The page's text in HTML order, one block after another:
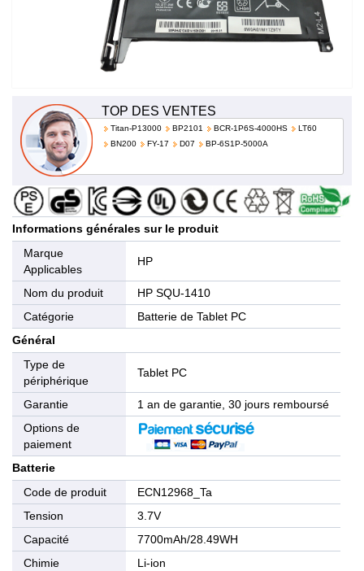
TOP DES VENTES
Titan-P13000 BP2101 BCR-1P6S-4000HS
LT60
BN200
FY-17 D07 BP-6S1P-5000A
Informations générales sur le produit
Marque
Applicables
HP
Nom du produit
HP SQU-1410
Catégorie
Batterie de Tablet PC
Général
Type de
périphérique
Tablet PC
Garantie
1 an de garantie, 30 jours remboursé
Options de
paiement
Batterie
Code de produit
ECN12968_Ta
Tension
3.7V
Capacité
7700mAh/28.49WH
Chimie
Li-ion